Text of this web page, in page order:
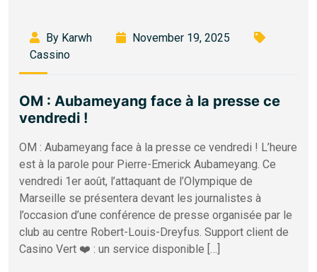
By Karwh
November 19, 2025
Cassino
OM : Aubameyang face à la presse ce
vendredi !
OM : Aubameyang face à la presse ce vendredi ! L’heure
est à la parole pour Pierre-Emerick Aubameyang. Ce
vendredi 1er août, l’attaquant de l’Olympique de
Marseille se présentera devant les journalistes à
l’occasion d’une conférence de presse organisée par le
club au centre Robert-Louis-Dreyfus. Support client de
Casino Vert ❤️ : un service disponible […]